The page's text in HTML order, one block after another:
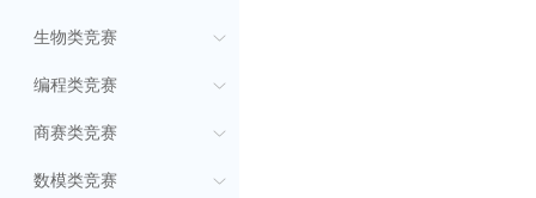
生物类竞赛
编程类竞赛
商赛类竞赛
数模类竞赛